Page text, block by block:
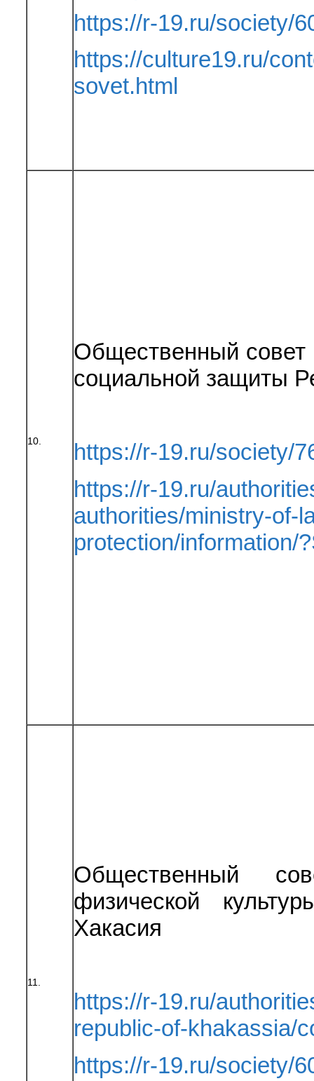
https://r-19.ru/society/
https://culture19.ru/
sovet.html
10.
Общественный совет
социальной защиты
https://r-19.ru/society/
https://r-19.ru/
authorities/ministry-of-
protection/information/
11.
Общественный
физической
Хакасия
https://r-19.ru/
republic-of-khakassia/
https://r-19.ru/society/